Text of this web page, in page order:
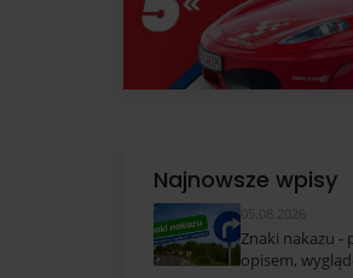
Najnowsze wpisy
05.08.2026
Znaki nakazu -
opisem,